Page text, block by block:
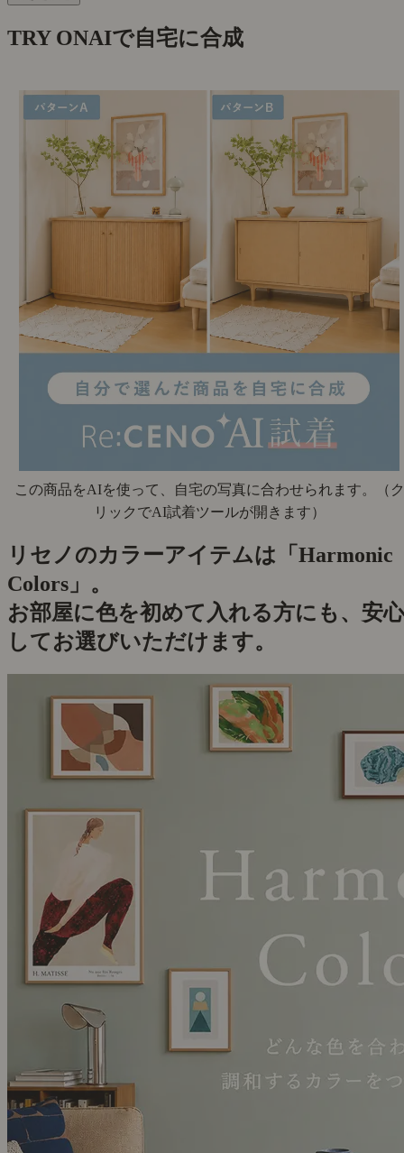
TRY ONAIで自宅に合成
この商品をAIを使って、自宅の写真に合わせられます。
（ク
リックでAI試着ツールが開きます）
リセノのカラーアイテムは「Harmonic
Colors」。
お部屋に色を初めて入れる方にも、安心
してお選びいただけます。